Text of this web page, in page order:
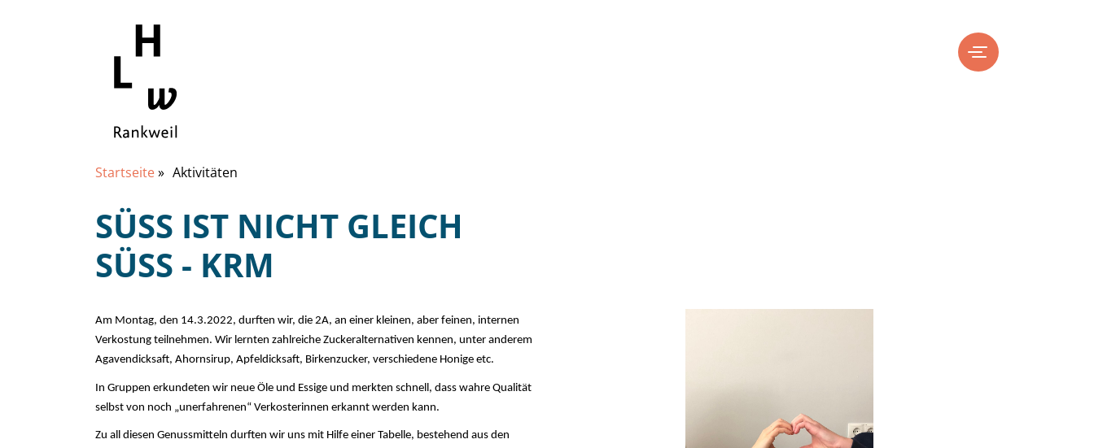
Startseite» Aktivitäten
SÜSS IST NICHT GLEICH S
ÜSS - KRM
Am Montag, den 14.3.2022, durften wir, die 2A, an einer kleinen, aber feinen, internen
Verkostung teilnehmen. Wir lernten zahlreiche Zuckeralternativen kennen, unter anderem
Agavendicksaft, Ahornsirup, Apfeldicksaft, Birkenzucker, verschiedene Honige etc.
In Gruppen erkundeten wir neue Öle und Essige und merkten schnell, dass wahre Qualität
selbst von noch „unerfahrenen“ Verkosterinnen erkannt werden kann.
Zu all diesen Genussmitteln durften wir uns mit Hilfe einer Tabelle, bestehend aus den